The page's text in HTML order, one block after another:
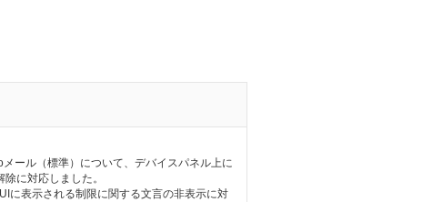
ール（標準）について、デバイスパネル上に
に対応しました。
に表示される制限に関する文言の非表示に対